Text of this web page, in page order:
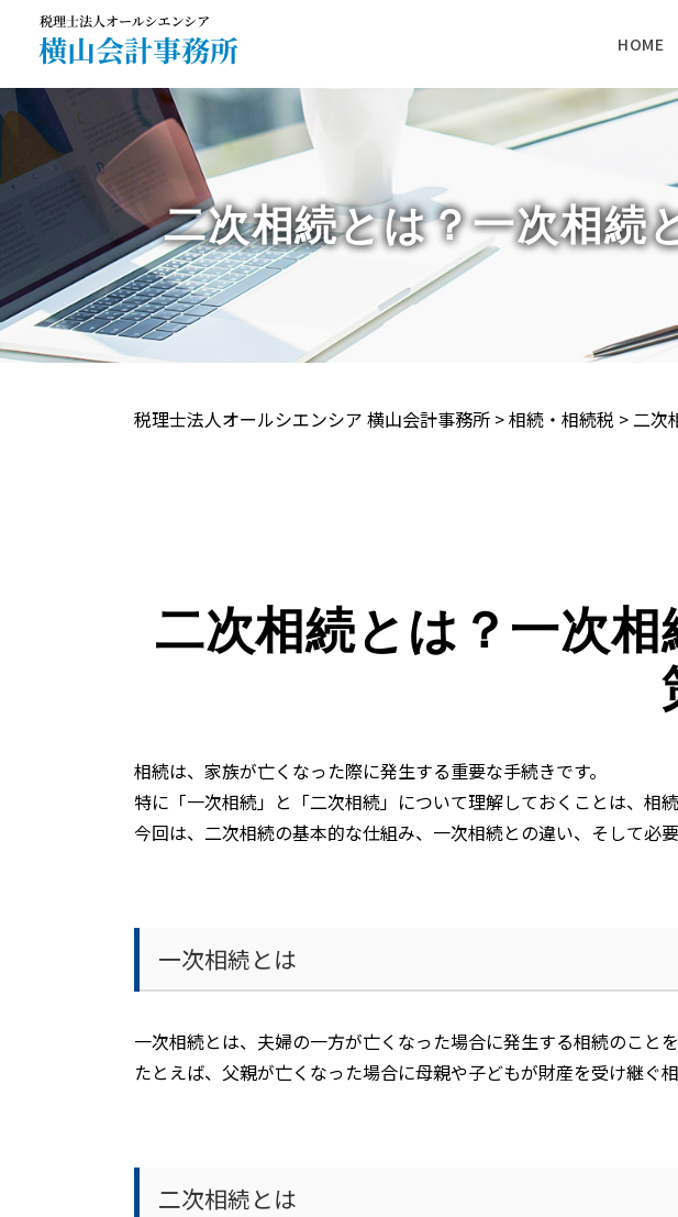
HOME
二次相続とは？一次相続
税理士法人オールシエンシア 横山会計事務所 >相続・相続税 >二次
二次相続とは？一次
相続は、家族が亡くなった際に発生する重要な手続きです。
特に「一次相続」と「二次相続」について理解しておくことは、相
今回は、二次相続の基本的な仕組み、一次相続との違い、そして必
一次相続とは
一次相続とは、夫婦の一方が亡くなった場合に発生する相続のことを
たとえば、父親が亡くなった場合に母親や子どもが財産を受け継ぐ相
二次相続とは